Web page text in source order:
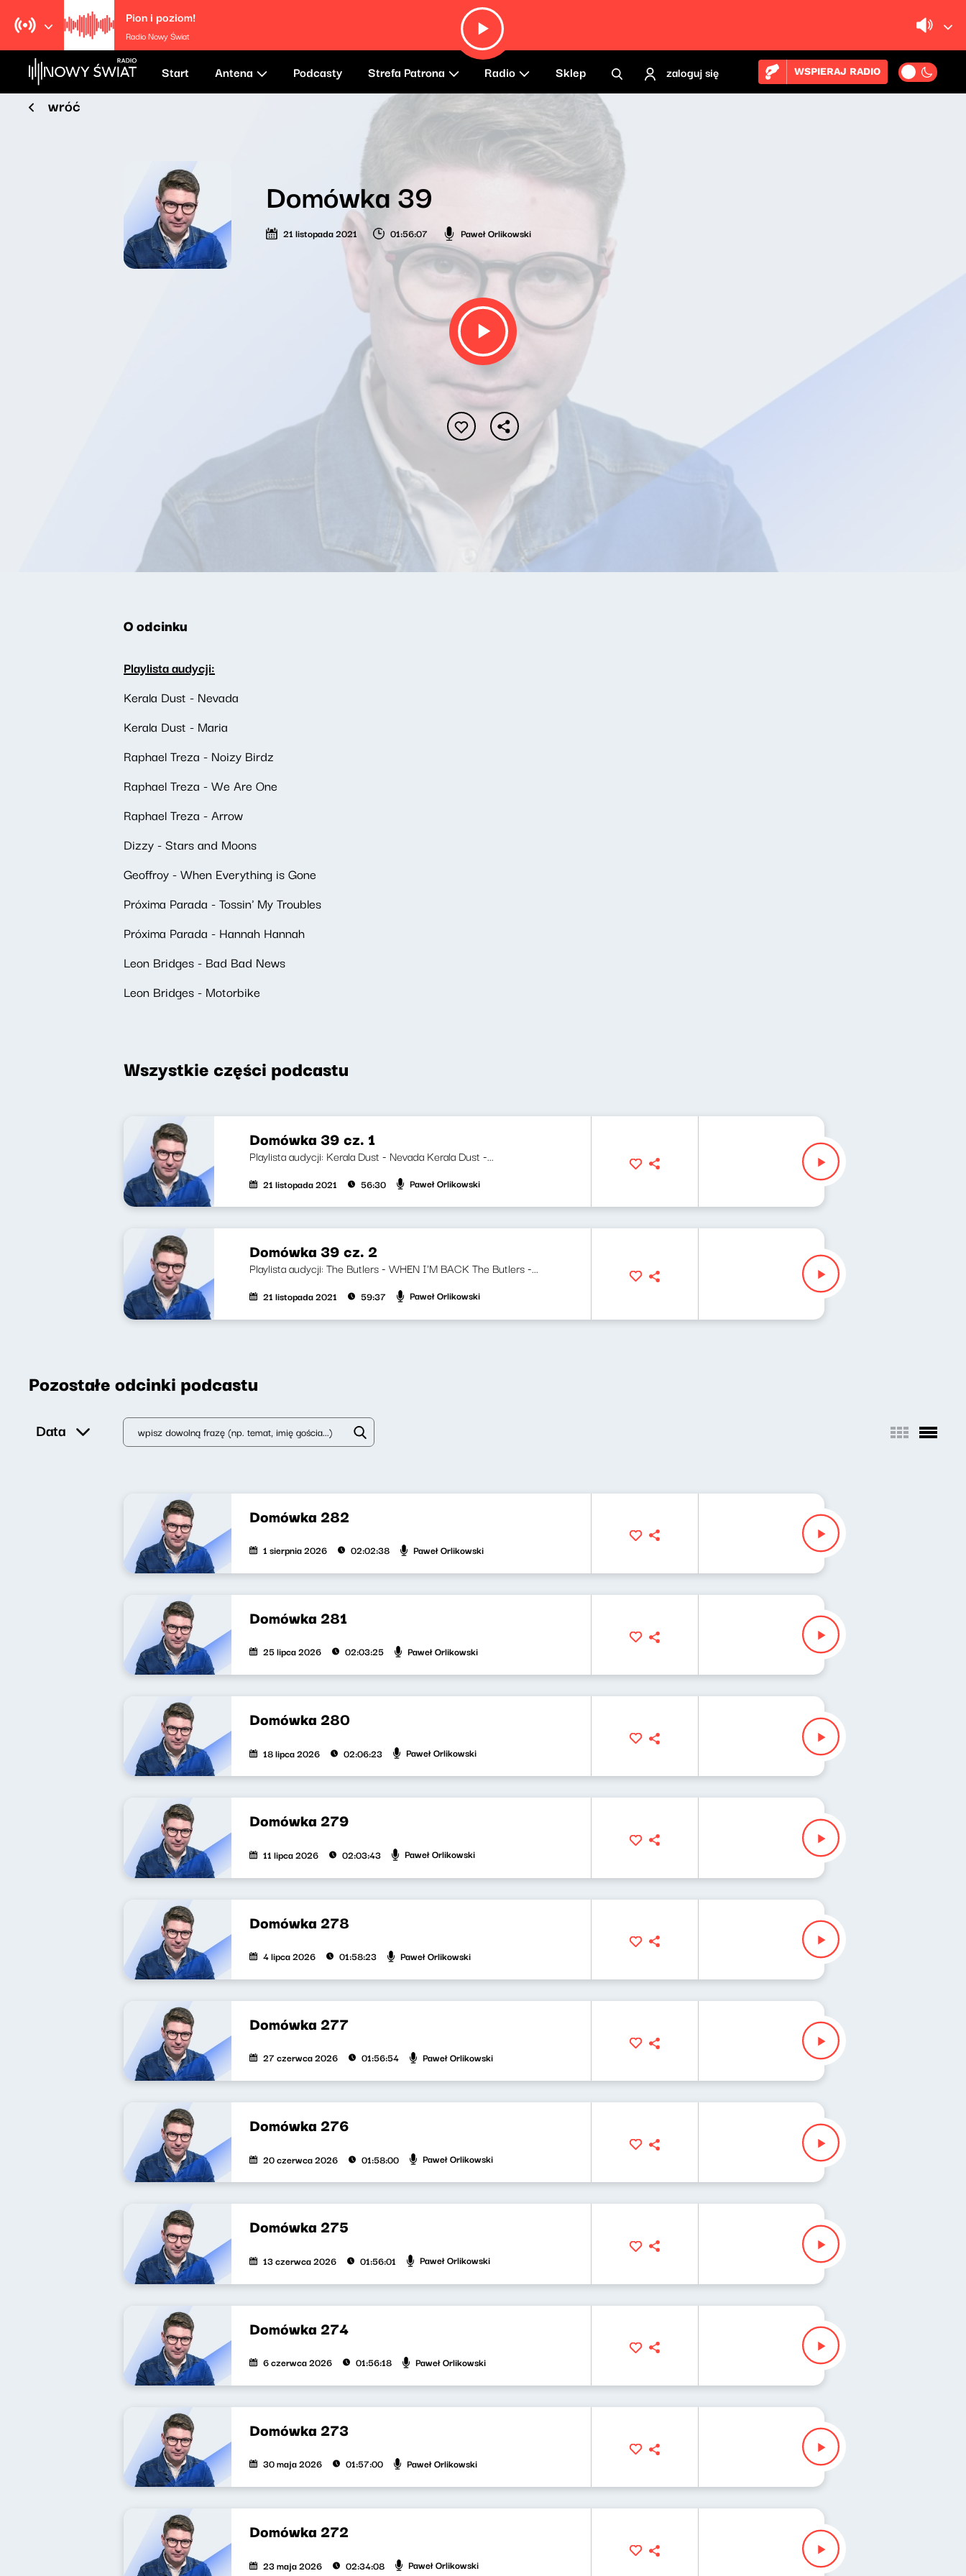
Pion i poziom!
Radio Nowy Świat
Start Antena Podcasty Strefa Patrona Radio Sklep zaloguj się WSPIERAJ RADIO
wróć
Domówka 39
21 listopada 2021 01:56:07 Paweł Orlikowski
O odcinku
Playlista audycji:
Kerala Dust - Nevada
Kerala Dust - Maria
Raphael Treza - Noizy Birdz
Raphael Treza - We Are One
Raphael Treza - Arrow
Dizzy - Stars and Moons
Geoffroy - When Everything is Gone
Próxima Parada - Tossin' My Troubles
Próxima Parada - Hannah Hannah
Leon Bridges - Bad Bad News
Leon Bridges - Motorbike
Wszystkie części podcastu
Domówka 39 cz. 1
Playlista audycji: Kerala Dust - Nevada Kerala Dust -...
21 listopada 2021 56:30 Paweł Orlikowski
Domówka 39 cz. 2
Playlista audycji: The Butlers - WHEN I'M BACK The Butlers -...
21 listopada 2021 59:37 Paweł Orlikowski
Pozostałe odcinki podcastu
Data
Domówka 282
1 sierpnia 2026 02:02:38 Paweł Orlikowski
Domówka 281
25 lipca 2026 02:03:25 Paweł Orlikowski
Domówka 280
18 lipca 2026 02:06:23 Paweł Orlikowski
Domówka 279
11 lipca 2026 02:03:43 Paweł Orlikowski
Domówka 278
4 lipca 2026 01:58:23 Paweł Orlikowski
Domówka 277
27 czerwca 2026 01:56:54 Paweł Orlikowski
Domówka 276
20 czerwca 2026 01:58:00 Paweł Orlikowski
Domówka 275
13 czerwca 2026 01:56:01 Paweł Orlikowski
Domówka 274
6 czerwca 2026 01:56:18 Paweł Orlikowski
Domówka 273
30 maja 2026 01:57:00 Paweł Orlikowski
Domówka 272
23 maja 2026 02:34:08 Paweł Orlikowski